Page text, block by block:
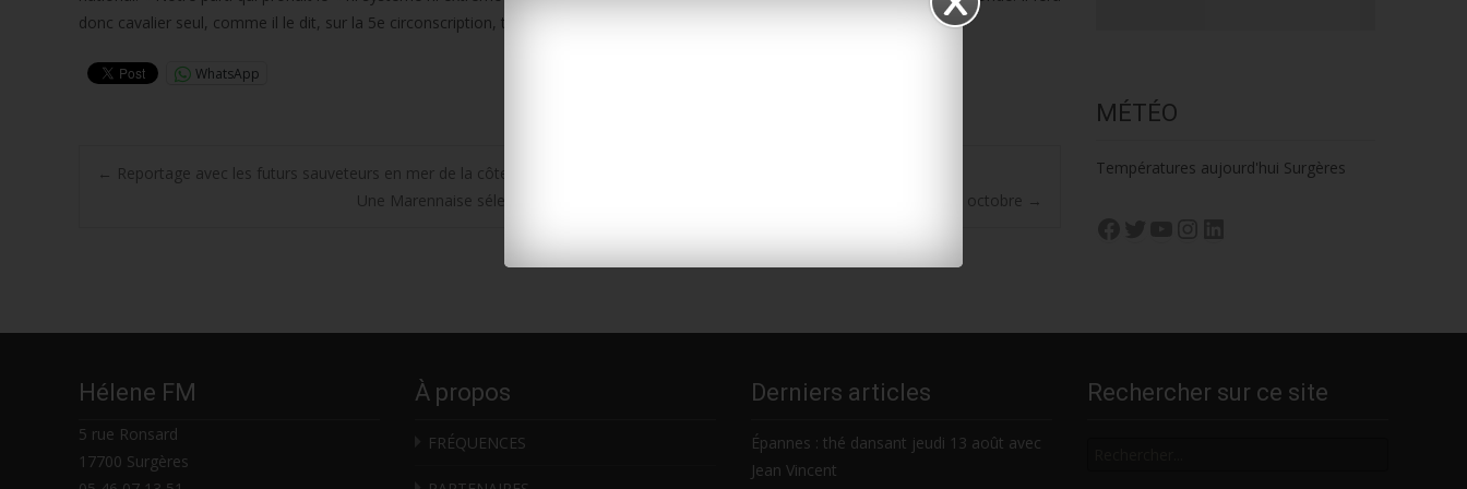
donc cavalier seul, comme il le dit, sur la 5e circonscription, tout comme les délégués des 2e et 3e circonscriptions.
WhatsApp
Post
← Reportage avec les futurs sauveteurs en mer de la côte charentaise
Une Marennaise sélectionnée pour participer à l’Annapurna Mandala Trail au Népal en octobre →
MÉTÉO
Températures aujourd'hui Surgères
Hélene FM
5 rue Ronsard
17700 Surgères
À propos
FRÉQUENCES
Derniers articles
Épannes : thé dansant jeudi 13 août avec
Jean Vincent
Rechercher sur ce site